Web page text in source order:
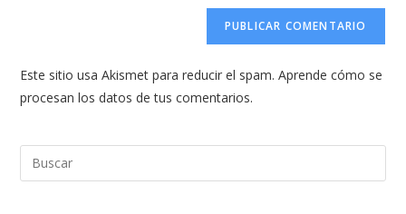
comentar
web
(opcional)
Este sitio usa Akismet para reducir el spam.Aprende cómo se
procesan los datos de tus comentarios.